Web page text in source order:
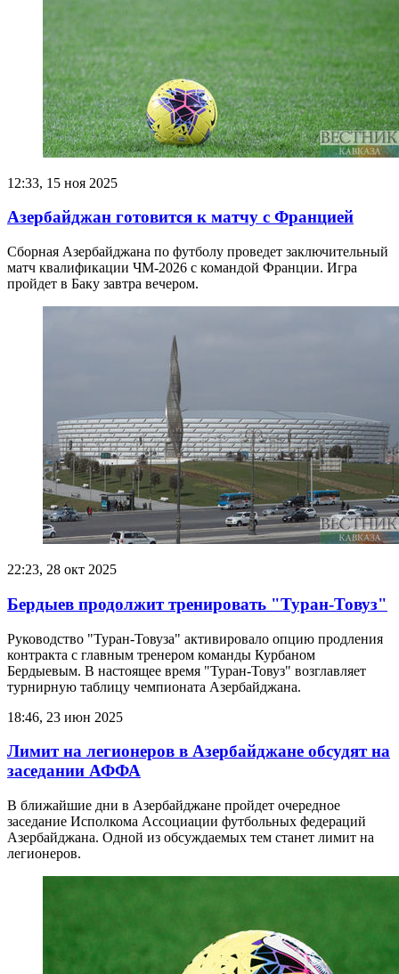
12:33, 15 ноя 2025
Азербайджан готовится к матчу с Францией
Сборная Азербайджана по футболу проведет заключительный
матч квалификации ЧМ-2026 с командой Франции. Игра
пройдет в Баку завтра вечером.
22:23, 28 окт 2025
Бердыев продолжит тренировать "Туран-Товуз"
Руководство "Туран-Товуза" активировало опцию продления
контракта с главным тренером команды Курбаном
Бердыевым. В настоящее время "Туран-Товуз" возглавляет
турнирную таблицу чемпионата Азербайджана.
18:46, 23 июн 2025
Лимит на легионеров в Азербайджане обсудят на
заседании АФФА
В ближайшие дни в Азербайджане пройдет очередное
заседание Исполкома Ассоциации футбольных федераций
Азербайджана. Одной из обсуждаемых тем станет лимит на
легионеров.